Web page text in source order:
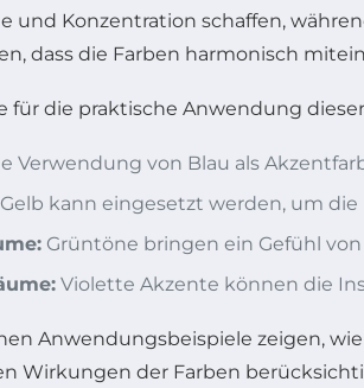
und Konzentration schaffen,
dass die Farben harmonisch
für die praktische Anwendung
Verwendung von Blau als
Gelb kann eingesetzt werden, um
Grüntöne bringen ein Gefühl
Violette Akzente können die
Anwendungsbeispiele zeigen,
Wirkungen der Farben